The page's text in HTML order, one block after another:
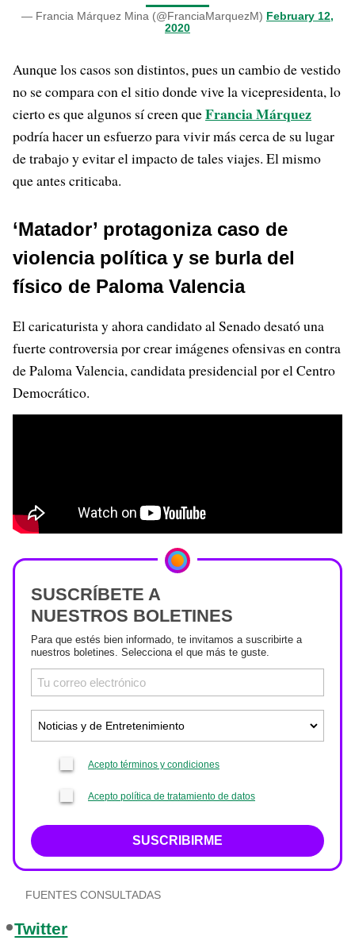
— Francia Márquez Mina (@FranciaMarquezM) February 12,
2020
Aunque los casos son distintos, pues un cambio de vestido
no se compara con el sitio donde vive la vicepresidenta, lo
cierto es que algunos sí creen queFrancia Márquez
podría hacer un esfuerzo para vivir más cerca de su lugar
de trabajo y evitar el impacto de tales viajes. El mismo
que antes criticaba.
‘Matador’ protagoniza caso de
violencia política y se burla del
físico de Paloma Valencia
El caricaturista y ahora candidato al Senado desató una
fuerte controversia por crear imágenes ofensivas en contra
de Paloma Valencia, candidata presidencial por el Centro
Democrático.
SUSCRÍBETE A
NUESTROS BOLETINES
Para que estés bien informado, te invitamos a suscribirte a
nuestros boletines. Selecciona el que más te guste.
Acepto términos y condiciones
Acepto política de tratamiento de datos
SUSCRIBIRME
FUENTES CONSULTADAS
Twitter